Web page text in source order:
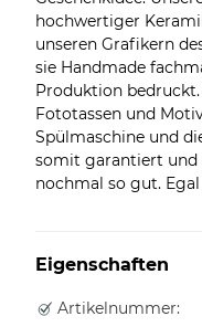
hochwertiger
unseren Grafikern
sie Handmade
Produktion bedruckt.
Fototassen und
Spülmaschine und
somit garantiert und
nochmal so gut.
Eigenschaften
Artikelnummer: